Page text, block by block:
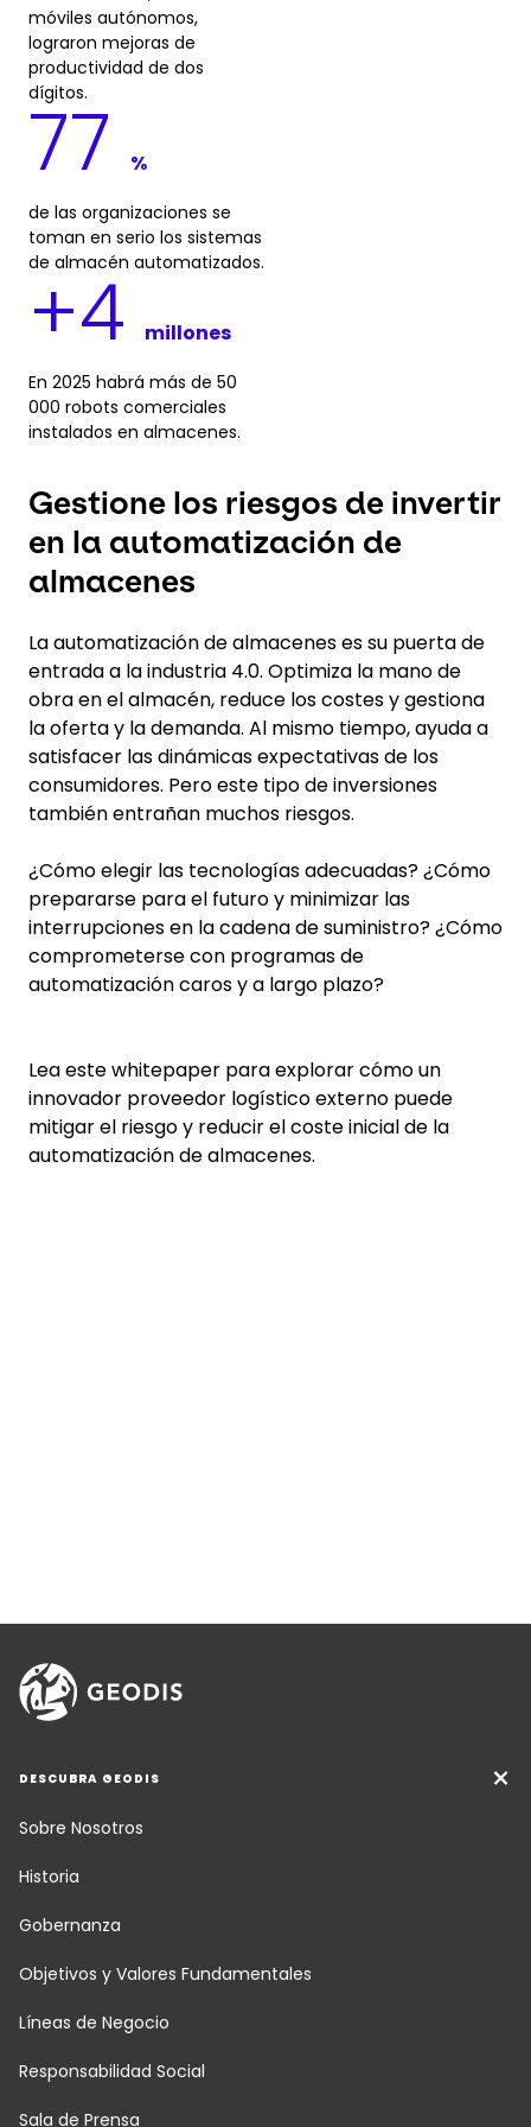
móviles autónomos,
lograron mejoras de
productividad de dos
dígitos.
77 %
de las organizaciones se
toman en serio los sistemas
de almacén automatizados.
+4 millones
En 2025 habrá más de 50
000 robots comerciales
instalados en almacenes.
Gestione los riesgos de invertir
en la automatización de
almacenes
La automatización de almacenes es su puerta de
entrada a la industria 4.0. Optimiza la mano de
obra en el almacén, reduce los costes y gestiona
la oferta y la demanda. Al mismo tiempo, ayuda a
satisfacer las dinámicas expectativas de los
consumidores. Pero este tipo de inversiones
también entrañan muchos riesgos.
¿Cómo elegir las tecnologías adecuadas? ¿Cómo
prepararse para el futuro y minimizar las
interrupciones en la cadena de suministro? ¿Cómo
comprometerse con programas de
automatización caros y a largo plazo?
Lea este whitepaper para explorar cómo un
innovador proveedor logístico externo puede
mitigar el riesgo y reducir el coste inicial de la
automatización de almacenes.
DESCUBRA GEODIS
Sobre Nosotros
Historia
Gobernanza
Objetivos y Valores Fundamentales
Líneas de Negocio
Responsabilidad Social
Sala de Prensa